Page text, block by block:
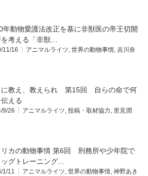
年動物愛護法改正を基に非獣医の帝王切開
考える「非獣…
11/16 アニマルライツ, 世界の動物事情, 吉川奈
に教え、教えられ 第15回 自らの命で何
える
9/26 アニマルライツ, 投稿・取材協力, 里見潤
リカの動物事情 第6回 刑務所や少年院で
グトレーニング…
1/11 アニマルライツ, 世界の動物事情, 神野あき